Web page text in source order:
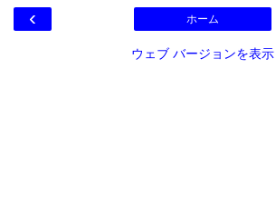
‹ ホーム
ウェブ バージョンを表示